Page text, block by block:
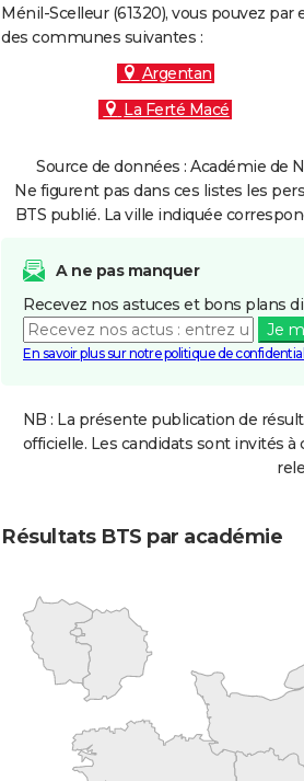
Ménil-Scelleur (61320), vous pouvez
des communes suivantes :
Argentan
La Ferté Macé
Source de données : Académie de
Ne figurent pas dans ces listes les
BTS publié. La ville indiquée
A ne pas manquer
Recevez nos astuces et bons plans
Je
En savoir plus sur notre politique de
NB : La présente publication de
officielle. Les candidats sont invités
Résultats BTS par académie